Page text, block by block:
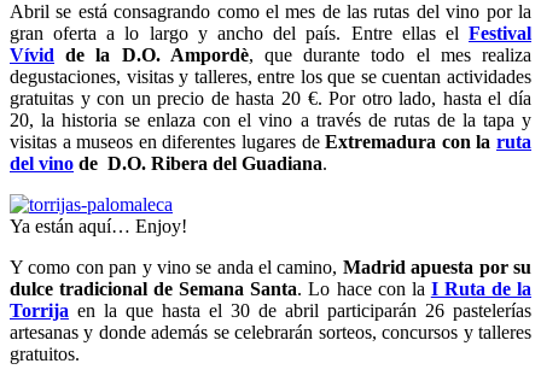
Abril se está consagrando como el mes de las rutas delvino por la
gran oferta a lo largo y ancho del país. Entre ellas el Festival
Vívid de la D.O. Ampordè, que durante todo el mes realiza
degustaciones, visitas y talleres, entre los que se cuentan actividades
gratuitas y con un precio de hasta 20 €. Por otro lado, hasta el día
20, la historia se enlaza con el vino a través de rutas de la tapa y
visitas a museos en diferentes lugares deExtremadura con laruta
del vino de D.O. Ribera del Guadiana.
Ya están aquí… Enjoy!
Y como con pan y vino se anda el camino, Madrid apuesta por su
dulce tradicional de Semana Santa. Lo hace con la I Ruta de la
Torrija en la que hasta el 30 de abril participarán 26 pastelerías
artesanas y donde además se celebrarán sorteos, concursos y talleres
gratuitos.